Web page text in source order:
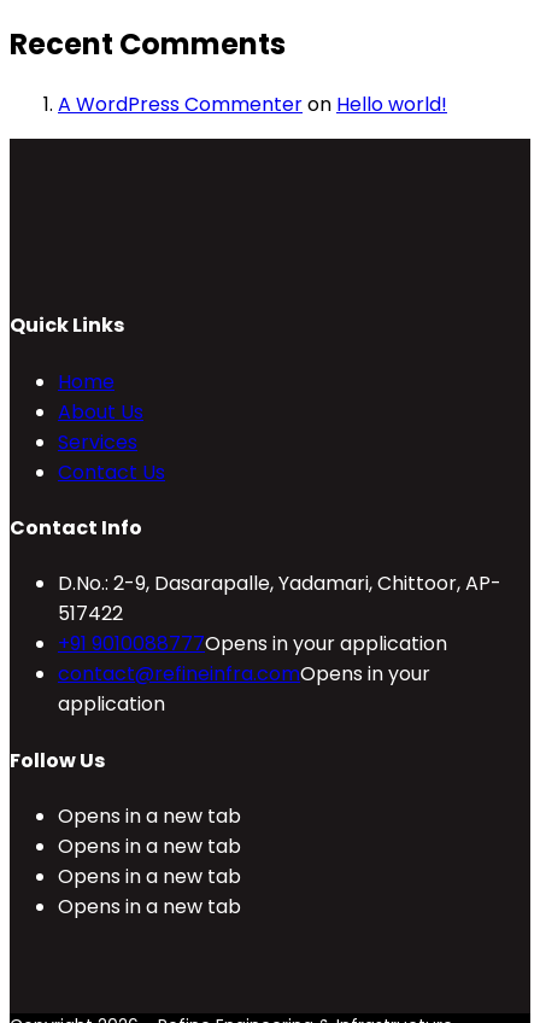
Recent Comments
A WordPress Commenteron Hello world!
Quick Links
Home
About Us
Services
Contact Us
Contact Info
D.No.: 2-9, Dasarapalle, Yadamari, Chittoor, AP-
517422
+91 9010088777Opens in your application
contact@refineinfra.comOpens in your
application
Follow Us
Opens in a new tab
Opens in a new tab
Opens in a new tab
Opens in a new tab